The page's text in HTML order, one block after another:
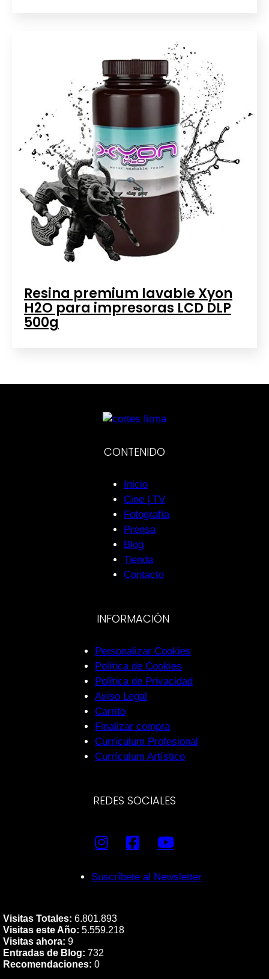
Resina premium lavable Xyon
H2O para impresoras LCD DLP
500g
CONTENIDO
Inicio
Cine | TV
Fotografía
Prensa
Blog
Tienda
Contacto
INFORMACIÓN
Personalizar Cookies
Política de Cookies
Política de Privacidad
Aviso Legal
Carrito
Finalizar compra
Currículum Profesional
Currículum Artístico
REDES SOCIALES
Suscríbete al Newsletter
Visitas Totales: 6.801.893
Visitas este Año: 5.559.218
Visitas ahora: 9
Entradas de Blog: 732
Recomendaciones: 0